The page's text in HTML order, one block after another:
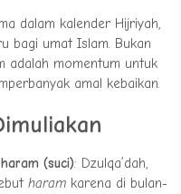
dalam kalender Hijriyah,
bagi umat Islam. Bukan
adalah momentum untuk
amal kebaikan.
(suci): Dzulqa’dah,
haram karena di bulan-